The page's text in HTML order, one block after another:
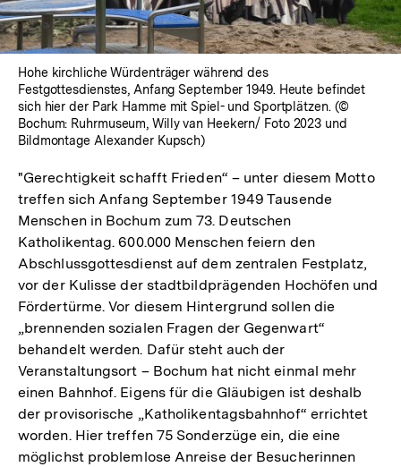
Hohe kirchliche Würdenträger während des
Festgottesdienstes, Anfang September 1949. Heute befindet
sich hier der Park Hamme mit Spiel- und Sportplätzen. (©
Bochum: Ruhrmuseum, Willy van Heekern/ Foto 2023 und
Bildmontage Alexander Kupsch)
"Gerechtigkeit schafft Frieden“ – unter diesem Motto
treffen sich Anfang September 1949 Tausende
Menschen in Bochum zum 73. Deutschen
Katholikentag. 600.000 Menschen feiern den
Abschlussgottesdienst auf dem zentralen Festplatz,
vor der Kulisse der stadtbildprägenden Hochöfen und
Fördertürme. Vor diesem Hintergrund sollen die
„brennenden sozialen Fragen der Gegenwart“
behandelt werden. Dafür steht auch der
Veranstaltungsort – Bochum hat nicht einmal mehr
einen Bahnhof. Eigens für die Gläubigen ist deshalb
der provisorische „Katholikentagsbahnhof“ errichtet
worden. Hier treffen 75 Sonderzüge ein, die eine
möglichst problemlose Anreise der Besucherinnen